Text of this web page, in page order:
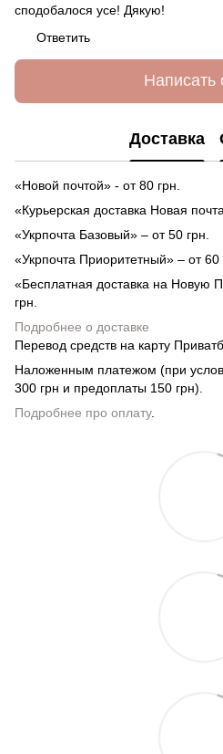
сподобалося усе! Дякую!
Ответить
Написать
Доставка
«Новой почтой» - от 80 грн.
«Курьерская доставка Новая
«Укрпочта Базовый» – от 50 грн.
«Укрпочта Приоритетный» – от 60
«Бесплатная доставка на Новую
грн.
Подробнее о доставке
Перевод средств на карту
Наложенным платежом (при
300 грн и предоплаты 150 грн).
Подробнее про оплату.